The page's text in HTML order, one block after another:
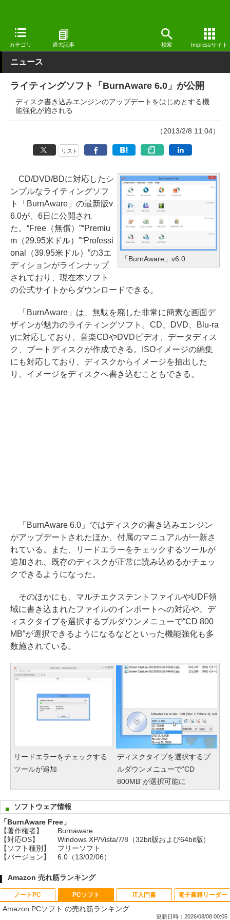
カテゴリ 過去記事 検索 Impressサイト
窓の杜 システム・ファイル Windows
ニュース
ライティングソフト「BurnAware 6.0」が公開
ディスク書き込みエンジンのアップデートをはじめとする機
能強化が施される
（2013/2/8 11:04）
リスト
「BurnAware」v6.0
CD/DVD/BDに対応したシ
ンプルなライティングソフ
ト「BurnAware」の最新版v
6.0が、6日に公開され
た。“Free（無償）”“Premiu
m（29.95米ドル）”“Professi
onal（39.95米ドル）”の3エ
ディションがラインナップ
されており、現在本ソフト
の公式サイトからダウンロードできる。
「BurnAware」は、無駄を廃した非常に簡素な画面デ
ザインが魅力のライティングソフト。CD、DVD、Blu-ra
yに対応しており、音楽CDやDVDビデオ、データディス
ク、ブートディスクが作成できる。ISOイメージの編集
にも対応しており、ディスクからイメージを抽出した
り、イメージをディスクへ書き込むこともできる。
「BurnAware 6.0」ではディスクの書き込みエンジン
がアップデートされたほか、付属のマニュアルが一新さ
れている。また、リードエラーをチェックするツールが
追加され、既存のディスクが正常に読み込めるかチェッ
クできるようになった。
そのほかにも、マルチエクステントファイルやUDF領
域に書き込まれたファイルのインポートへの対応や、デ
ィスクタイプを選択するプルダウンメニューで“CD 800
MB”が選択できるようになるなどといった機能強化も多
数施されている。
リードエラーをチェックする
ツールが追加
ディスクタイプを選択するプ
ルダウンメニューで“CD
800MB”が選択可能に
ソフトウェア情報
「BurnAware Free」
【著作権者】
Burnaware
【対応OS】
Windows XP/Vista/7/8（32bit版および64bit版）
【ソフト種別】
フリーソフト
【バージョン】
6.0（13/02/06）
Amazon 売れ筋ランキング
ノートPC PCソフト
Amazon PCソフト の売れ筋ランキング
更新日時：2026/08/08 00:05
IT入門書 電子書籍リーダー